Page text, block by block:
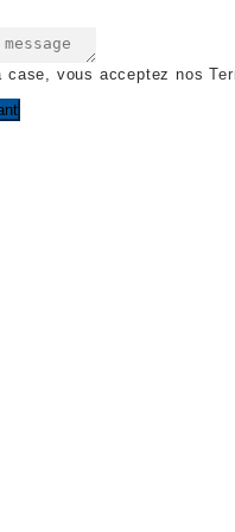
case, vous acceptez nos